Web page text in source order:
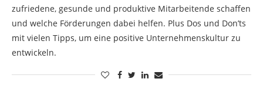
zufriedene, gesunde und produktive Mitarbeitende schaffen
und welche Förderungen dabei helfen. Plus Dos und Don’ts
mit vielen Tipps, um eine positive Unternehmenskultur zu
entwickeln.